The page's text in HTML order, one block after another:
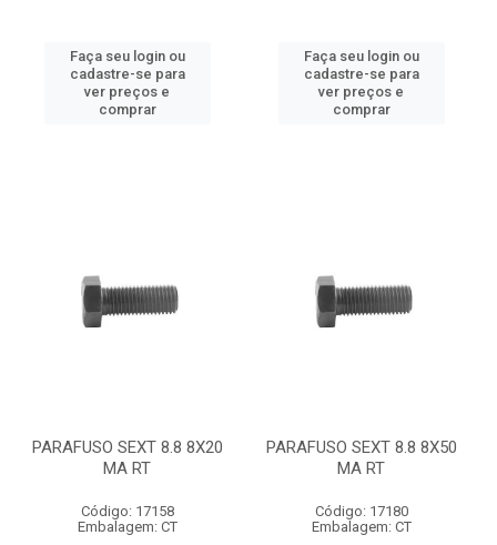
Faça seu login ou
cadastre-se para
ver preços e
comprar
Faça seu login ou
cadastre-se para
ver preços e
comprar
PARAFUSO SEXT 8.8 8X20
MA RT
Código: 17158
Embalagem: CT
PARAFUSO SEXT 8.8 8X50
MA RT
Código: 17180
Embalagem: CT